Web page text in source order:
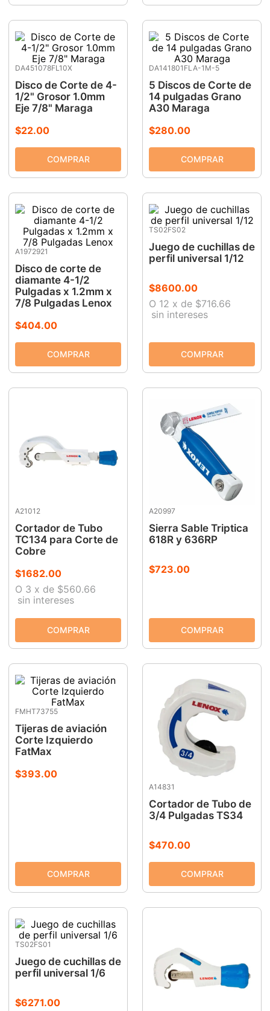
DA451078FL10X
Disco de Corte de 4-
1/2" Grosor 1.0mm
Eje 7/8" Maraga
$22.00
DA141801FLA-1M-5
5 Discos de Corte de
14 pulgadas Grano
A30 Maraga
$280.00
A1972921
Disco de corte de
diamante 4-1/2
Pulgadas x 1.2mm x
7/8 Pulgadas Lenox
$404.00
TS02FS02
Juego de cuchillas de
perfil universal 1/12
$8600.00
O 12 x de $716.66
sin intereses
A21012
Cortador de Tubo
TC134 para Corte de
Cobre
$1682.00
O 3 x de $560.66
sin intereses
A20997
Sierra Sable Triptica
618R y 636RP
$723.00
FMHT73755
Tijeras de aviación
Corte Izquierdo
FatMax
$393.00
A14831
Cortador de Tubo de
3/4 Pulgadas TS34
$470.00
TS02FS01
Juego de cuchillas de
perfil universal 1/6
$6271.00